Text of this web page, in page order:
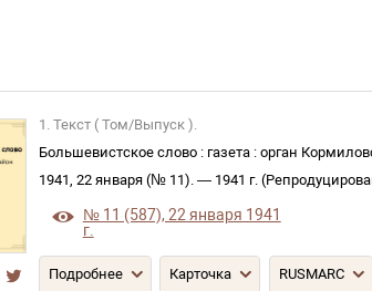
1. Текст ( Том/Выпуск ).
Большевистское слово : газета : орган
1941, 22 января (№ 11). —1941 г.
№ 11 (587), 22 января 1941
г.
Подробнее Карточка RUSMARC